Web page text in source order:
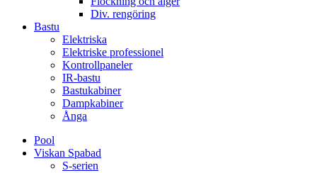
Div. rengöring
Bastu
Elektriska
Elektriske professionel
Kontrollpaneler
IR-bastu
Bastukabiner
Dampkabiner
Ånga
Pool
Viskan Spabad
S-serien